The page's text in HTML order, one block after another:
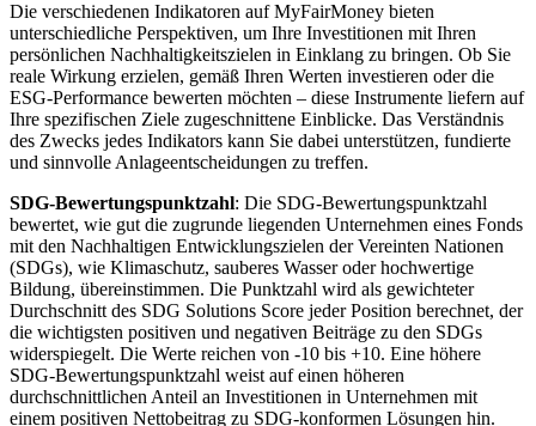
Die verschiedenen Indikatoren auf MyFairMoney bieten
unterschiedliche Perspektiven, um Ihre Investitionen mit Ihren
persönlichen Nachhaltigkeitszielen in Einklang zu bringen. Ob Sie
reale Wirkung erzielen, gemäß Ihren Werten investieren oder die
ESG-Performance bewerten möchten – diese Instrumente liefern auf
Ihre spezifischen Ziele zugeschnittene Einblicke. Das Verständnis
des Zwecks jedes Indikators kann Sie dabei unterstützen, fundierte
und sinnvolle Anlageentscheidungen zu treffen.
SDG-Bewertungspunktzahl: Die SDG-Bewertungspunktzahl
bewertet, wie gut die zugrunde liegenden Unternehmen eines Fonds
mit den Nachhaltigen Entwicklungszielen der Vereinten Nationen
(SDGs), wie Klimaschutz, sauberes Wasser oder hochwertige
Bildung, übereinstimmen. Die Punktzahl wird als gewichteter
Durchschnitt des SDG Solutions Score jeder Position berechnet, der
die wichtigsten positiven und negativen Beiträge zu den SDGs
widerspiegelt. Die Werte reichen von -10 bis +10. Eine höhere
SDG-Bewertungspunktzahl weist auf einen höheren
durchschnittlichen Anteil an Investitionen in Unternehmen mit
einem positiven Nettobeitrag zu SDG-konformen Lösungen hin.